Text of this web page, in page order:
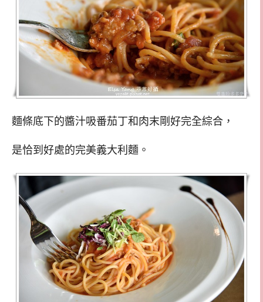
麵條底下的醬汁吸番茄丁和肉末剛好完全綜合，
是恰到好處的完美義大利麵。